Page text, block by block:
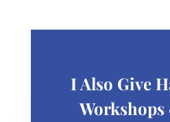
I Also Give